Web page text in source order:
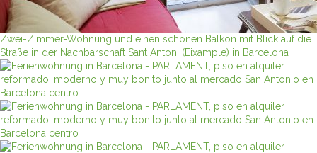
Zwei-Zimmer-Wohnung und einen schönen Balkon mit Blick auf die
Straße in der Nachbarschaft Sant Antoni (Eixample) in Barcelona